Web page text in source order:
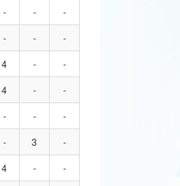
- -
-
- -
-
4 -
-
4 -
-
- -
-
- 3
-
4 -
-